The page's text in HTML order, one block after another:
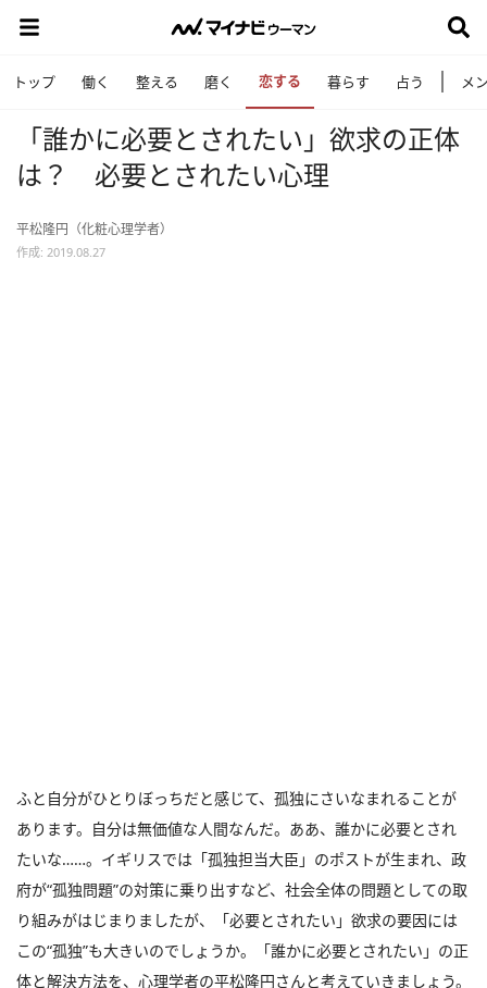
トップ 働く 整える 磨く 恋する 暮らす 占う メ
「誰かに必要とされたい」欲求の正体
は？ 必要とされたい心理
平松隆円（化粧心理学者）
作成: 2019.08.27
ふと自分がひとりぼっちだと感じて、孤独にさいなまれることが
あります。自分は無価値な人間なんだ。ああ、誰かに必要とされ
たいな……。イギリスでは「孤独担当大臣」のポストが生まれ、政
府が“孤独問題”の対策に乗り出すなど、社会全体の問題としての取
り組みがはじまりましたが、「必要とされたい」欲求の要因には
この“孤独”も大きいのでしょうか。「誰かに必要とされたい」の正
体と解決方法を、心理学者の平松隆円さんと考えていきましょう。